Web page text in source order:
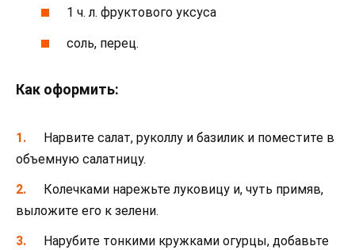
1 ч. л. фруктового уксуса
соль, перец.
Как оформить:
Нарвите салат, руколлу и базилик и поместите в
объемную салатницу.
Колечками нарежьте луковицу и, чуть примяв,
выложите его к зелени.
Нарубите тонкими кружками огурцы, добавьте